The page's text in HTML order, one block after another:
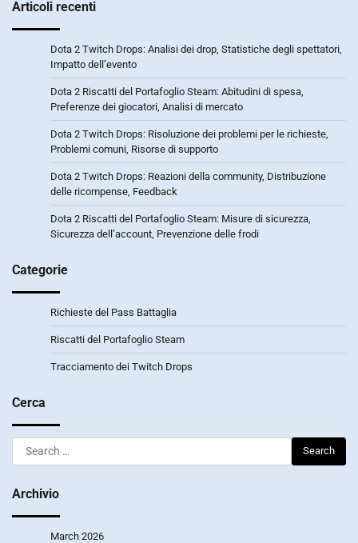
Articoli recenti
Dota 2 Twitch Drops: Analisi dei drop, Statistiche degli spettatori,
Impatto dell’evento
Dota 2 Riscatti del Portafoglio Steam: Abitudini di spesa,
Preferenze dei giocatori, Analisi di mercato
Dota 2 Twitch Drops: Risoluzione dei problemi per le richieste,
Problemi comuni, Risorse di supporto
Dota 2 Twitch Drops: Reazioni della community, Distribuzione
delle ricompense, Feedback
Dota 2 Riscatti del Portafoglio Steam: Misure di sicurezza,
Sicurezza dell’account, Prevenzione delle frodi
Categorie
Richieste del Pass Battaglia
Riscatti del Portafoglio Steam
Tracciamento dei Twitch Drops
Cerca
Search
for:
Archivio
March 2026